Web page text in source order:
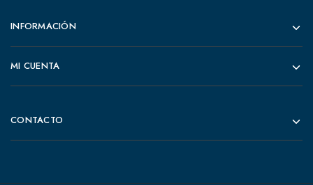
INFORMACIÓN
MI CUENTA
CONTACTO